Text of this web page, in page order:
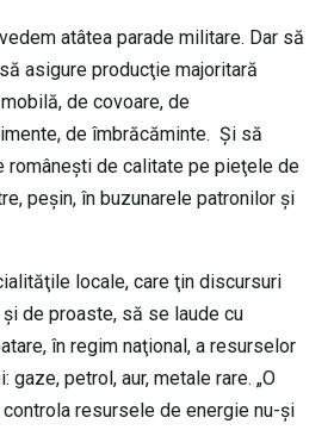
atâtea parade militare. Dar să
asigure producţie majoritară
de covoare, de
de îmbrăcăminte. Şi să
româneşti de calitate pe pieţele de
peşin, în buzunarele patronilor şi
locale, care ţin discursuri
de proaste, să se laude cu
în regim naţional, a resurselor
gaze, petrol, aur, metale rare. „O
resursele de energie nu-şi